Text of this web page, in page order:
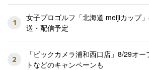
1
女子プロゴルフ「北海道 meijiカップ
送・配信予定
2
「ビックカメラ浦和西口店」8/29オ
トなどのキャンペーンも